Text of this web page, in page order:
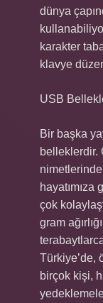
dünya
karakter
klavye
USB
Bir başka
belleklerdir.
hayatımıza
çok
gram
Türkiye’de,
birçok kişi,